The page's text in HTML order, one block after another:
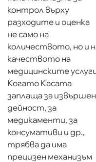
контрол върху
разходите и оценка
не само на
количеството, но и
качеството на
медицинските
Когато Касата
заплаща за
дейност, за
медикаменти, за
консумативи и др.,
трябва да има
прецизен механизъм